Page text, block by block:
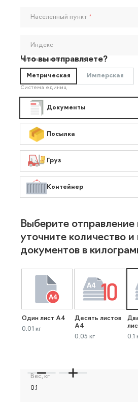
Населенный пункт *
Индекс
Необязательно
Что вы отправляете?
Метрическая Имперская
Система единиц
Документы
Посылка
Груз
Контейнер
Выберите отправление
уточните количество и
документов в
Один лист А4
0.01 кг
Десять листов
А4
0.05 кг
0.1
Вес, кг